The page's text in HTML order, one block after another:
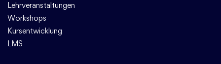
Lehrveranstaltungen
Workshops
Kursentwicklung
LMS